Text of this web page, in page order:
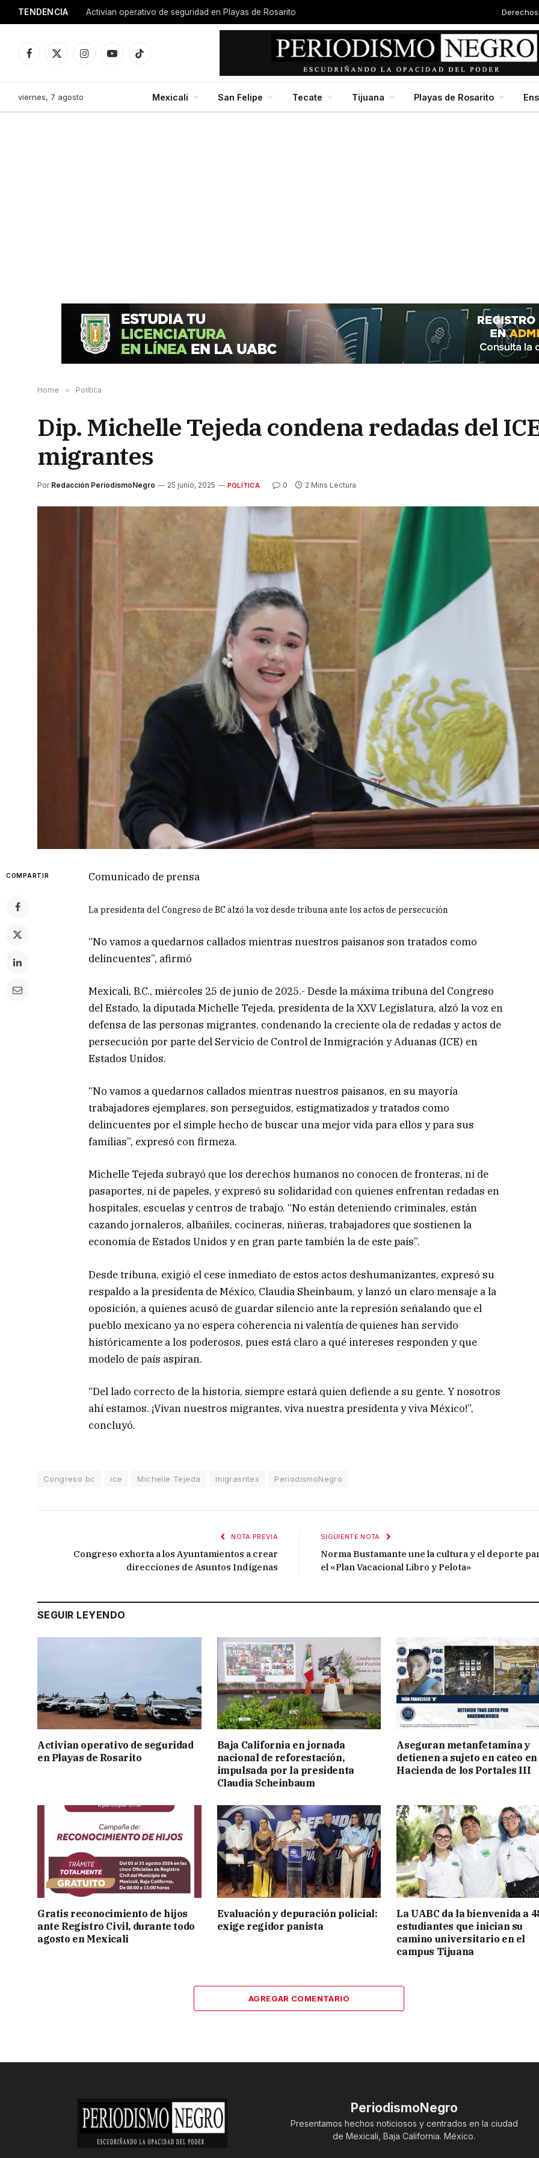
TENDENCIA Activian operativo de seguridad en Playas de Rosarito
Facebook
X
InstagramYouTubeTikTok
viernes, 7 agosto Mexicali San Felipe Tecate Tijuana Playas de Rosarito
Home » Política
Dip. Michelle Tejeda condena redadas del
migrantes
Por Redacción PeriodismoNegro 25 junio, 2025 POLÍTICA 0 2 Mins Lectura
COMPARTIR Comunicado de prensa
La presidenta del Congreso de BC alzó la voz desde tribuna ante los actos de persecución
“No vamos a quedarnos callados mientras nuestros paisanos son tratados como
delincuentes”, afirmó
Mexicali, B.C., miércoles 25 de junio de 2025.- Desde la máxima tribuna del Congreso
del Estado, la diputada Michelle Tejeda, presidenta de la XXV Legislatura, alzó la voz en
defensa de las personas migrantes, condenando la creciente ola de redadas y actos de
persecución por parte del Servicio de Control de Inmigración y Aduanas (ICE) en
Estados Unidos.
“No vamos a quedarnos callados mientras nuestros paisanos, en su mayoría
trabajadores ejemplares, son perseguidos, estigmatizados y tratados como
delincuentes por el simple hecho de buscar una mejor vida para ellos y para sus
familias”, expresó con firmeza.
Michelle Tejeda subrayó que los derechos humanos no conocen de fronteras, ni de
pasaportes, ni de papeles, y expresó su solidaridad con quienes enfrentan redadas en
hospitales, escuelas y centros de trabajo. “No están deteniendo criminales, están
cazando jornaleros, albañiles, cocineras, niñeras, trabajadores que sostienen la
economía de Estados Unidos y en gran parte también la de este país”.
Desde tribuna, exigió el cese inmediato de estos actos deshumanizantes, expresó su
respaldo a la presidenta de México, Claudia Sheinbaum, y lanzó un claro mensaje a la
oposición, a quienes acusó de guardar silencio ante la represión señalando que el
pueblo mexicano ya no espera coherencia ni valentía de quienes han servido
históricamente a los poderosos, pues está claro a qué intereses responden y que
modelo de país aspiran.
“Del lado correcto de la historia, siempre estará quien defiende a su gente. Y nosotros
ahí estamos. ¡Vivan nuestros migrantes, viva nuestra presidenta y viva México!”,
concluyó.
Congreso bc ice Michelle Tejeda migrasntes PeriodismoNegro
NOTA PREVIA
Congreso exhorta a los Ayuntamientos a crear
direcciones de Asuntos Indígenas
SIGUIENTE NOTA
Norma Bustamante une la cultura y el deporte
el «Plan Vacacional Libro y Pelota»
SEGUIR LEYENDO
Activian operativo de seguridad
en Playas de Rosarito
Baja California en jornada
nacional de reforestación,
impulsada por la presidenta
Claudia Scheinbaum
Aseguran metanfetamina y
detienen a sujeto en cateo en
Hacienda de los Portales III
Gratis reconocimiento de hijos
ante Registro Civil, durante todo
agosto en Mexicali
Evaluación y depuración policial:
exige regidor panista
La UABC da la bienvenida a
estudiantes que inician su
camino universitario en el
campus Tijuana
AGREGAR COMENTARIO
PeriodismoNegro
Presentamos hechos noticiosos y centrados en la ciudad
de Mexicali, Baja California. México.